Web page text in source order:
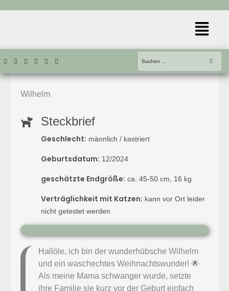
Menü
Wilhelm
Steckbrief
Geschlecht: männlich / kastriert
Geburtsdatum: 12/2024
geschätzte Endgröße: ca. 45-50 cm, 16 kg
Verträglichkeit mit Katzen: kann vor Ort leider
nicht getestet werden
Hallöle, ich bin der wunderhübsche Wilhelm
und ein waschechtes Weihnachtswunder! 🌟
Als meine Mama schwanger wurde, setzte
ihre Familie sie kurz vor der Geburt einfach